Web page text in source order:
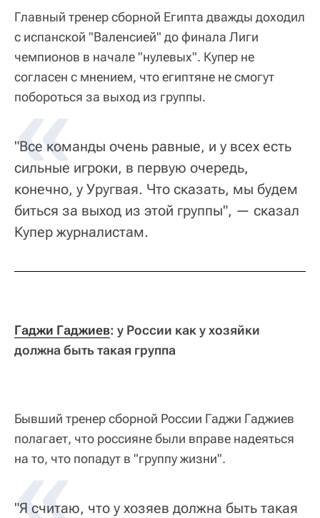
Главный тренер сборной Египта дважды доходил
с испанской "Валенсией" до финала Лиги
чемпионов в начале "нулевых". Купер не
согласен с мнением, что египтяне не смогут
побороться за выход из группы.
"Все команды очень равные, и у всех есть
сильные игроки, в первую очередь,
конечно, у Уругвая. Что сказать, мы будем
биться за выход из этой группы", — сказал
Купер журналистам.
Гаджи Гаджиев: у России как у хозяйки
должна быть такая группа
Бывший тренер сборной России Гаджи Гаджиев
полагает, что россияне были вправе надеяться
на то, что попадут в "группу жизни".
"Я считаю, что у хозяев должна быть такая